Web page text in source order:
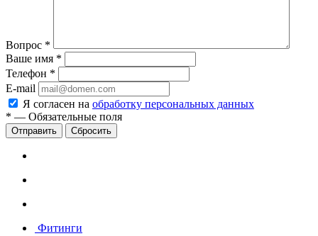
Вопрос *
Ваше имя *
Телефон *
E-mail
Я согласен на обработку персональных данных
* — Обязательные поля
Сбросить
Фитинги